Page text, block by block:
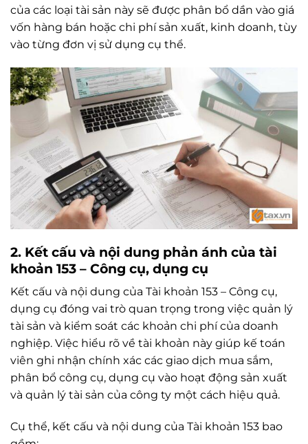
của các loại tài sản này sẽ được phân bổ dần vào giá
vốn hàng bán hoặc chi phí sản xuất, kinh doanh, tùy
vào từng đơn vị sử dụng cụ thể.
2. Kết cấu và nội dung phản ánh của tài
khoản 153 – Công cụ, dụng cụ
Kết cấu và nội dung của Tài khoản 153 – Công cụ,
dụng cụ đóng vai trò quan trọng trong việc quản lý
tài sản và kiểm soát các khoản chi phí của doanh
nghiệp. Việc hiểu rõ về tài khoản này giúp kế toán
viên ghi nhận chính xác các giao dịch mua sắm,
phân bổ công cụ, dụng cụ vào hoạt động sản xuất
và quản lý tài sản của công ty một cách hiệu quả.
Cụ thể, kết cấu và nội dung của Tài khoản 153 bao